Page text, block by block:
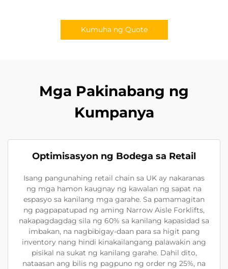
Kumuha ng Quote
Mga Pakinabang ng
Kumpanya
Optimisasyon ng Bodega sa Retail
Isang pangunahing retail chain sa UK ay nakaranas
ng mga hamon kaugnay ng kawalan ng sapat na
espasyo sa kanilang mga garahe. Sa pamamagitan
ng pagpapatupad ng aming Narrow Aisle Forklifts,
nakapagdagdag sila ng 60% sa kanilang kapasidad sa
imbakan, na nagbibigay-daan para sa higit pang
inventory nang hindi kinakailangang palawakin ang
pisikal na sukat ng kanilang garahe. Dahil dito,
nataasan ang bilis ng pagpuno ng order ng 25%, na